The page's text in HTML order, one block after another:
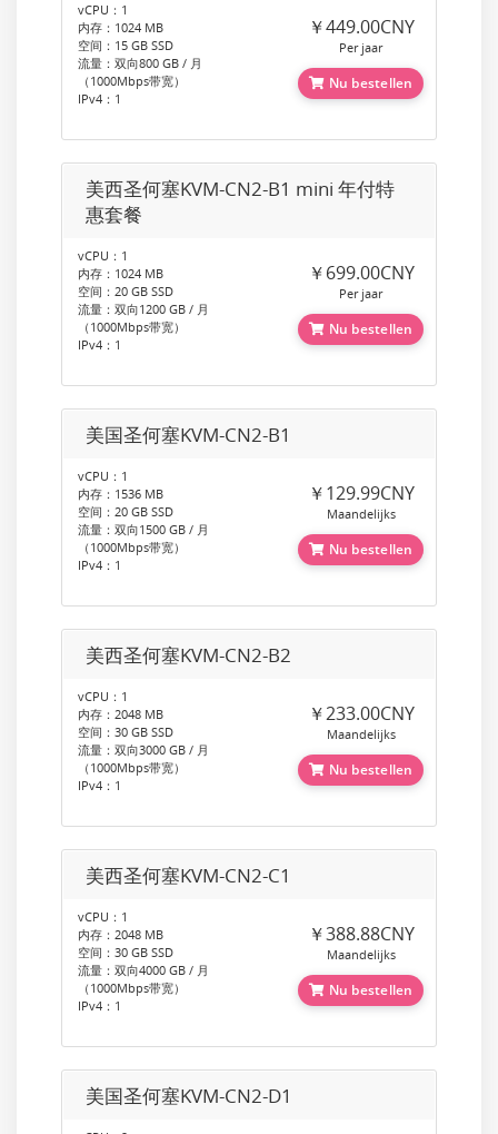
vCPU：1
内存：1024 MB
空间：15 GB SSD
流量：双向800 GB / 月
（1000Mbps带宽）
IPv4：1
￥449.00CNY
Per jaar
Nu bestellen
美西圣何塞KVM-CN2-B1 mini 年付特
惠套餐
vCPU：1
内存：1024 MB
空间：20 GB SSD
流量：双向1200 GB / 月
（1000Mbps带宽）
IPv4：1
￥699.00CNY
Per jaar
Nu bestellen
美国圣何塞KVM-CN2-B1
vCPU：1
内存：1536 MB
空间：20 GB SSD
流量：双向1500 GB / 月
（1000Mbps带宽）
IPv4：1
￥129.99CNY
Maandelijks
Nu bestellen
美西圣何塞KVM-CN2-B2
vCPU：1
内存：2048 MB
空间：30 GB SSD
流量：双向3000 GB / 月
（1000Mbps带宽）
IPv4：1
￥233.00CNY
Maandelijks
Nu bestellen
美西圣何塞KVM-CN2-C1
vCPU：1
内存：2048 MB
空间：30 GB SSD
流量：双向4000 GB / 月
（1000Mbps带宽）
IPv4：1
￥388.88CNY
Maandelijks
Nu bestellen
美国圣何塞KVM-CN2-D1